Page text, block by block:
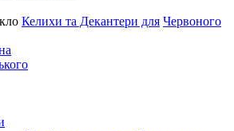
Келихи та Декантери для Червоного